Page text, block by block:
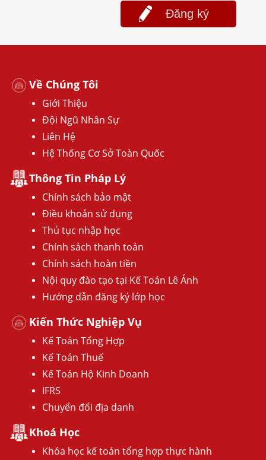
Đăng ký
Về Chúng Tôi
Giới Thiệu
Đội Ngũ Nhân Sự
Liên Hệ
Hệ Thống Cơ Sở Toàn Quốc
Thông Tin Pháp Lý
Chính sách bảo mật
Điều khoản sử dụng
Thủ tục nhập học
Chính sách thanh toán
Chính sách hoàn tiền
Nội quy đào tạo tại Kế Toán Lê Ánh
Hướng dẫn đăng ký lớp học
Kiến Thức Nghiệp Vụ
Kế Toán Tổng Hợp
Kế Toán Thuế
Kế Toán Hộ Kinh Doanh
IFRS
Chuyển đổi địa danh
Khoá Học
Khóa học kế toán tổng hợp thực hành